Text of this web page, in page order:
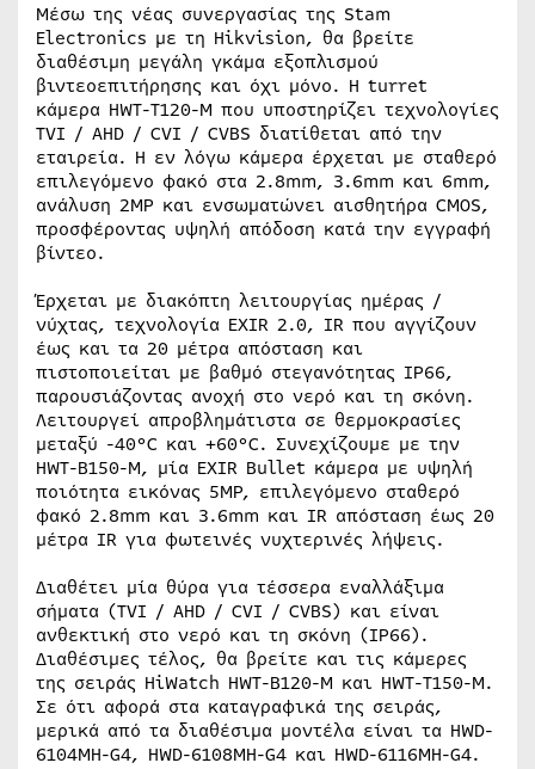
Μέσω της νέας συνεργασίας της Stam
Electronics με τη Hikvision, θα βρείτε
διαθέσιμη μεγάλη γκάμα εξοπλισμού
βιντεοεπιτήρησης και όχι μόνο. Η turret
κάμερα HWT-T120-M που υποστηρίζει τεχνολογίες
TVI / AHD / CVI / CVBS διατίθεται από την
εταιρεία. Η εν λόγω κάμερα έρχεται με σταθερό
επιλεγόμενο φακό στα 2.8mm, 3.6mm και 6mm,
ανάλυση 2MP και ενσωματώνει αισθητήρα CMOS,
προσφέροντας υψηλή απόδοση κατά την εγγραφή
βίντεο.
Έρχεται με διακόπτη λειτουργίας ημέρας /
νύχτας, τεχνολογία EXIR 2.0, IR που αγγίζουν
έως και τα 20 μέτρα απόσταση και
πιστοποιείται με βαθμό στεγανότητας IP66,
παρουσιάζοντας ανοχή στο νερό και τη σκόνη.
Λειτουργεί απροβλημάτιστα σε θερμοκρασίες
μεταξύ -40°C και +60°C. Συνεχίζουμε με την
HWT-B150-M, μία EXIR Bullet κάμερα με υψηλή
ποιότητα εικόνας 5MP, επιλεγόμενο σταθερό
φακό 2.8mm και 3.6mm και IR απόσταση έως 20
μέτρα IR για φωτεινές νυχτερινές λήψεις.
Διαθέτει μία θύρα για τέσσερα εναλλάξιμα
σήματα (TVI / AHD / CVI / CVBS) και είναι
ανθεκτική στο νερό και τη σκόνη (IP66).
Διαθέσιμες τέλος, θα βρείτε και τις κάμερες
της σειράς HiWatch HWT-B120-M και HWT-T150-M.
Σε ότι αφορά στα καταγραφικά της σειράς,
μερικά από τα διαθέσιμα μοντέλα είναι τα HWD-
6104MH-G4, HWD-6108MH-G4 και HWD-6116MH-G4.